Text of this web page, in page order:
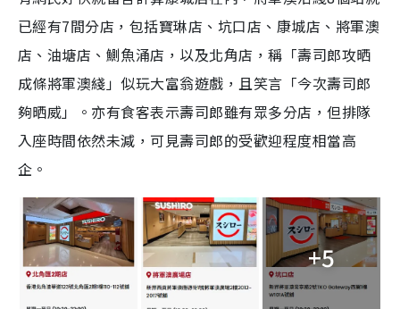
已經有7間分店，包括寶琳店、坑口店、康城店、將軍澳
店、油塘店、鰂魚涌店，以及北角店，稱「壽司郎攻晒
成條將軍澳綫」似玩大富翁遊戲，且笑言「今次壽司郎
夠晒威」。亦有食客表示壽司郎雖有眾多分店，但排隊
入座時間依然未減，可見壽司郎的受歡迎程度相當高
企。
+5